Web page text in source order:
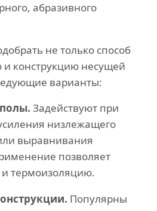
абразивного
не только способ
конструкцию несущей
варианты:
Задействуют при
низлежащего
выравнивания
позволяет
термоизоляцию.
Популярны